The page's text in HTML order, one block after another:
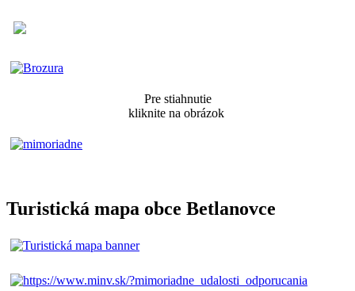
Pre stiahnutie
kliknite na obrázok
Turistická mapa obce Betlanovce